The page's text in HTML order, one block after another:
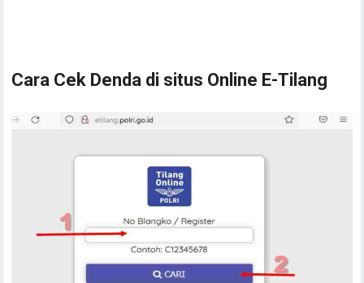
Cara Cek Denda di situs Online E-Tilang